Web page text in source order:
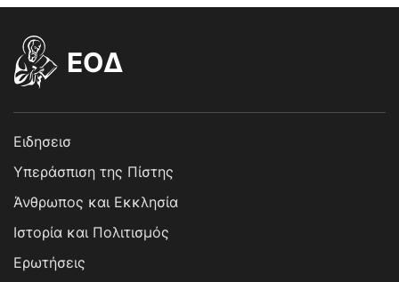
EOΔ
Ειδησεισ
Υπεράσπιση της Πίστης
Άνθρωπος και Εκκλησία
Ιστορία και Πολιτισμός
Ερωτήσεις